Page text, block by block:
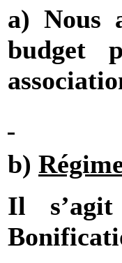
a) Nous
budget
b)
Il